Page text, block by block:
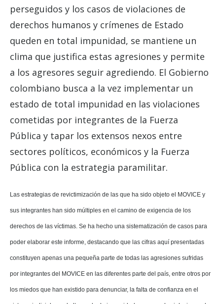
perseguidos y los casos de violaciones de
derechos humanos y crímenes de Estado
queden en total impunidad, se mantiene un
clima que justifica estas agresiones y permite
a los agresores seguir agrediendo. El Gobierno
colombiano busca a la vez implementar un
estado de total impunidad en las violaciones
cometidas por integrantes de la Fuerza
Pública y tapar los extensos nexos entre
sectores políticos, económicos y la Fuerza
Pública con la estrategia paramilitar.
Las estrategias de revictimización de las que ha sido objeto el MOVICE y
sus integrantes han sido múltiples en el camino de exigencia de los
derechos de las víctimas. Se ha hecho una sistematización de casos para
poder elaborar este informe, destacando que las cifras aquí presentadas
constituyen apenas una pequeña parte de todas las agresiones sufridas
por integrantes del MOVICE en las diferentes parte del país, entre otros por
los miedos que han existido para denunciar, la falta de confianza en el